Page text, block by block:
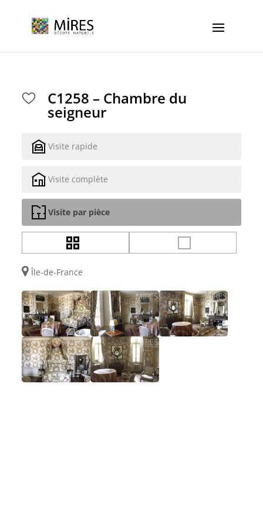
C1258 – Chambre du
seigneur
Visite rapide
Visite complète
Visite par pièce
Île-de-France